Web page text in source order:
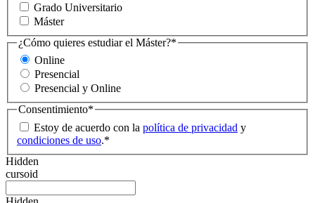
Grado Universitario
Máster
¿Cómo quieres estudiar el Máster?*
Online
Presencial
Presencial y Online
Consentimiento*
Estoy de acuerdo con la política de privacidad y
condiciones de uso.*
Hidden
cursoid